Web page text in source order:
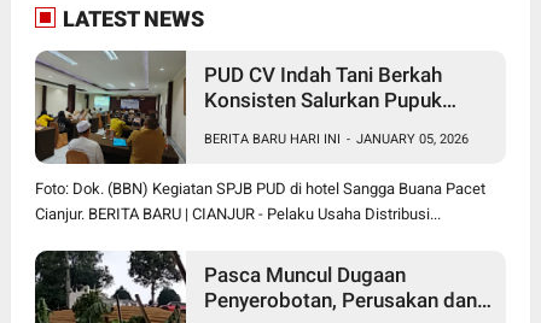
LATEST NEWS
PUD CV Indah Tani Berkah
Konsisten Salurkan Pupuk
BERITA BARU HARI INI - JANUARY 05, 2026
Foto: Dok. (BBN) Kegiatan SPJB PUD di hotel Sangga Buana Pacet
Cianjur. BERITA BARU | CIANJUR - Pelaku Usaha Distribusi...
Pasca Muncul Dugaan
Penyerobotan, Perusakan dan